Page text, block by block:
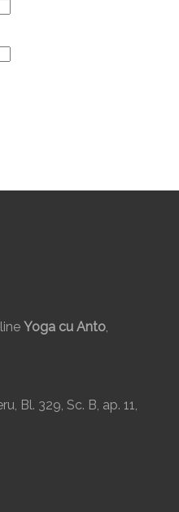
Yoga cu Anto,
Bl. 329, Sc. B, ap. 11,